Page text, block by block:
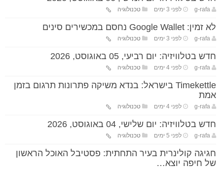
g-rafa לפני 3 ימים טכנולוגיה
לא זמין: Google Wallet נחסם במכשירים סינים
g-rafa לפני 3 ימים טכנולוגיה
חדש בטלוויזיה: יום רביעי, 05 באוגוסט, 2026
g-rafa לפני 4 ימים טכנולוגיה
Timekettle בישראל: בנדא משיקה פתרונות תרגום בזמן
אמת
g-rafa לפני 4 ימים טכנולוגיה
חדש בטלוויזיה: יום שלישי, 04 באוגוסט, 2026
g-rafa לפני 5 ימים טכנולוגיה
חגיגה קולינרית בעיר התחתית: פסטיבל האוכל הראשון
של חיפה יוצא…